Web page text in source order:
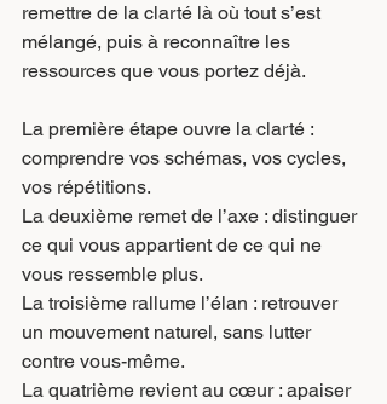
remettre de la clarté là où tout s’est
mélangé, puis à reconnaître les
ressources que vous portez déjà.
La première étape ouvre la clarté :
comprendre vos schémas, vos cycles,
vos répétitions.
La deuxième remet de l’axe : distinguer
ce qui vous appartient de ce qui ne
vous ressemble plus.
La troisième rallume l’élan : retrouver
un mouvement naturel, sans lutter
contre vous-même.
La quatrième revient au cœur : apaiser